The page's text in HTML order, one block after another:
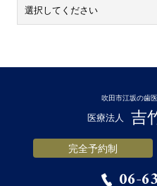
吹田市江坂の歯
医療法人 吉
完全予約制
06-